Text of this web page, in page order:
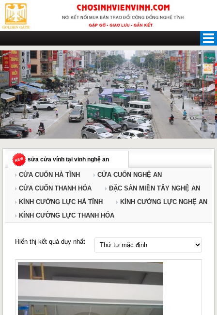
Skip
content
sửa cửa vính tại vinh nghệ an
CỬA CUỐN HÀ TĨNH
CỬA CUỐN NGHỆ AN
CỬA CUỐN THANH HÓA
ĐẶC SẢN MIỀN TÂY NGHỆ AN
KÍNH CƯỜNG LỰC HÀ TĨNH
KÍNH CƯỜNG LỰC NGHỆ AN
KÍNH CƯỜNG LỰC THANH HÓA
Hiển thị kết quả duy nhất